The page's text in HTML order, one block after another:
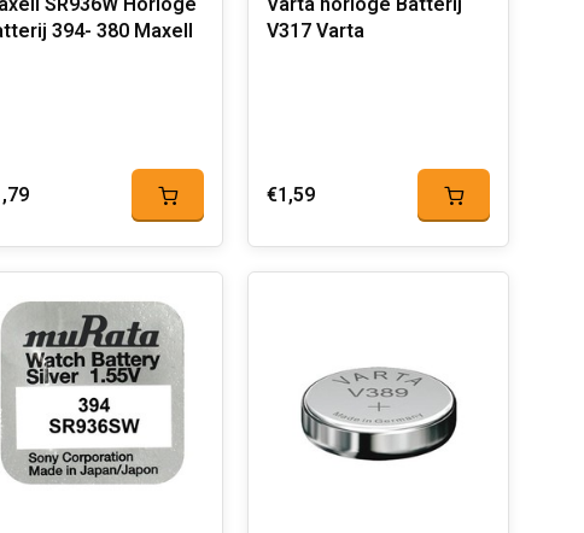
Batterij 394- 380 Maxell
V317 Varta
€1,59